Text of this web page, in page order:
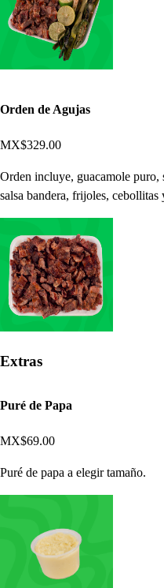
Orden de Agujas
MX$329.00
Orden incluye, guacamole puro,
salsa bandera, frijoles, cebollitas
Extras
Puré de Papa
MX$69.00
Puré de papa a elegir tamaño.